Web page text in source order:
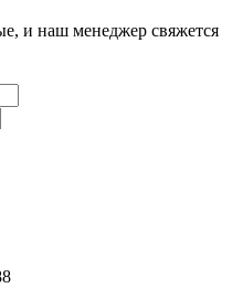
и наш менеджер свяжется